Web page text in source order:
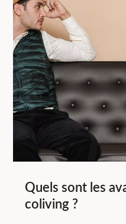
Quels sont les
coliving ?